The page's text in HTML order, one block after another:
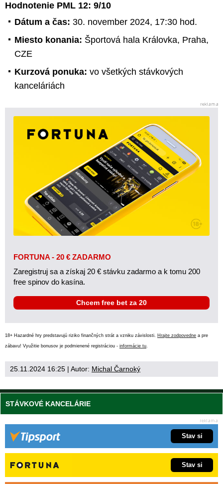
Hodnotenie PML 12: 9/10
Dátum a čas: 30. november 2024, 17:30 hod.
Miesto konania: Športová hala Královka, Praha,
CZE
Kurzová ponuka: vo všetkých stávkových
kanceláriách
FORTUNA - 20 € ZADARMO
Zaregistruj sa a získaj 20 € stávku zadarmo a k tomu 200
free spinov do kasína.
Chcem free bet za 20
18+ Hazardné hry predstavujú riziko finančných strát a vzniku závislosti. Hrajte zodpovedne a pre
zábavu! Využitie bonusov je podmienené registráciou - informácie tu.
25.11.2024 16:25 | Autor: Michal Čarnoký
STÁVKOVÉ KANCELÁRIE
Stav si
Stav si